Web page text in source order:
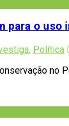
o
, Política
no